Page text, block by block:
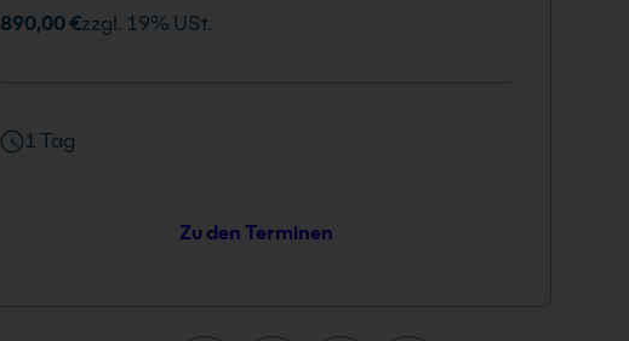
890,00 €zzgl. 19% USt.
1 Tag
Zu den Terminen